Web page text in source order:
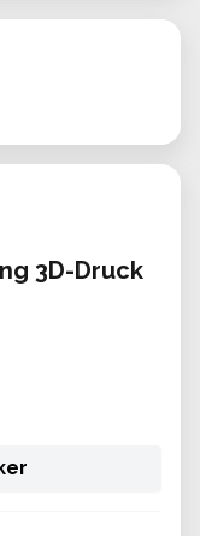
3D-Druck